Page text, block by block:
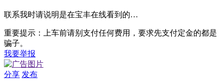
联系我时请说明是在宝丰在线看到的…
重要提示：上车前请别支付任何费用，要求先支付定金的都是
骗子。
我要举报
分享 发布